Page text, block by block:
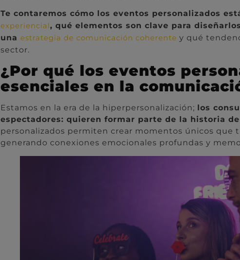
Te contaremos cómo los eventos personalizados
experiencial , qué elementos son clave para
una estrategia de comunicación coherente y qué
sector.
¿Por qué los eventos
esenciales en la
Estamos en la era de la hiperpersonalización; los
espectadores: quieren formar parte de la historia
personalizados permiten crear momentos únicos que
generando conexiones emocionales profundas y